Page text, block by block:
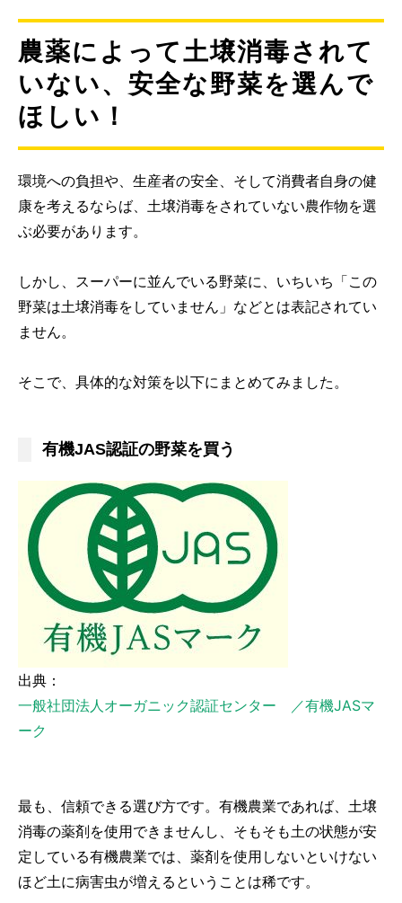
農薬によって土壌消毒されて
いない、安全な野菜を選んで
ほしい！
環境への負担や、生産者の安全、そして消費者自身の健
康を考えるならば、土壌消毒をされていない農作物を選
ぶ必要があります。
しかし、スーパーに並んでいる野菜に、いちいち「この
野菜は土壌消毒をしていません」などとは表記されてい
ません。
そこで、具体的な対策を以下にまとめてみました。
有機JAS認証の野菜を買う
出典：
一般社団法人オーガニック認証センター ／有機JASマ
ーク
最も、信頼できる選び方です。有機農業であれば、土壌
消毒の薬剤を使用できませんし、そもそも土の状態が安
定している有機農業では、薬剤を使用しないといけない
ほど土に病害虫が増えるということは稀です。